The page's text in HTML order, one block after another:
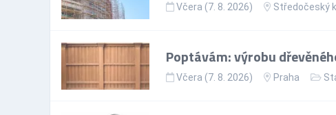
Včera (7. 8. 2026) Středočeský
Poptávám: výrobu
Včera (7. 8. 2026) Praha